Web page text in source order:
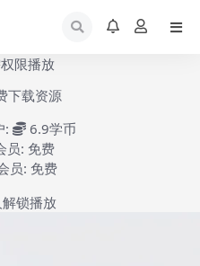
限播放
下载资源
:
6.9学币
员: 免费
员: 免费
解锁播放